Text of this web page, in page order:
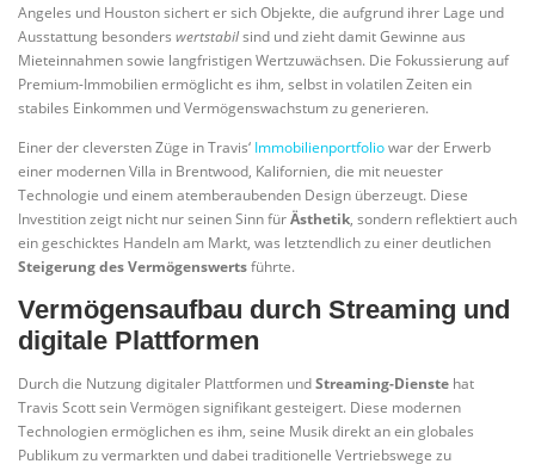
Angeles und Houston sichert er sich Objekte, die aufgrund ihrer Lage und
Ausstattung besonders wertstabilsind und zieht damit Gewinne aus
Mieteinnahmen sowie langfristigen Wertzuwächsen. Die Fokussierung auf
Premium-Immobilien ermöglicht es ihm, selbst in volatilen Zeiten ein
stabiles Einkommen und Vermögenswachstum zu generieren.
Einer der cleversten Züge in Travis‘ Immobilienportfoliowar der Erwerb
einer modernen Villa in Brentwood, Kalifornien, die mit neuester
Technologie und einem atemberaubenden Design überzeugt. Diese
Investition zeigt nicht nur seinen Sinn fürÄsthetik, sondern reflektiert auch
ein geschicktes Handeln am Markt, was letztendlich zu einer deutlichen
Steigerung des Vermögenswertsführte.
Vermögensaufbau durch Streaming und
digitale Plattformen
Durch die Nutzung digitaler Plattformen undStreaming-Dienste hat
Travis Scott sein Vermögen signifikant gesteigert. Diese modernen
Technologien ermöglichen es ihm, seine Musik direkt an ein globales
Publikum zu vermarkten und dabei traditionelle Vertriebswege zu